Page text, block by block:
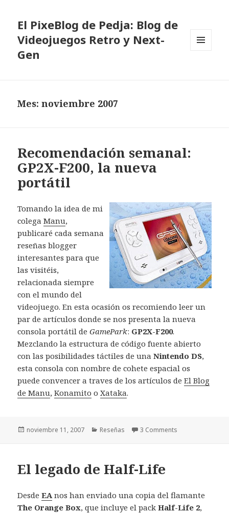
El PixeBlog de Pedja: Blog de
Videojuegos Retro y Next-
Gen
Mes:noviembre 2007
Recomendación semanal:
GP2X-F200, la nueva
portátil
Tomando la idea de mi
colegaManu,
publicaré cada semana
reseñas blogger
interesantes para que
las visitéis,
relacionada siempre
con el mundo del
videojuego. En esta ocasión os recomiendo leer un
par de artículos donde se nos presenta la nueva
consola portátil deGamePark: GP2X-F200.
Mezclando la estructura de código fuente abierto
con las posibilidades táctiles de unaNintendo DS,
esta consola con nombre de cohete espacial os
puede convencer a traves de los artículos deEl Blog
de Manu,Konamito oXataka.
Publicado
noviembre 11, 2007 Categorías
Reseñas 3 Comments
El legado de Half-Life
DesdeEA nos han enviado una copia del flamante
The Orange Box, que incluye el packHalf-Life 2,